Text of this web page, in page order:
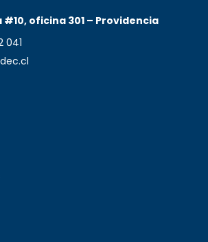
oficina 301 – Providencia
041